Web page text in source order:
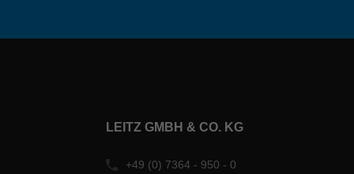
LEITZ GMBH & CO. KG
+49 (0) 7364 - 950 - 0